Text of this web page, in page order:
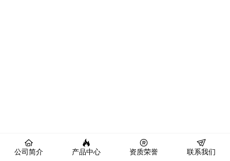
公司简介 产品中心 资质荣誉 联系我们